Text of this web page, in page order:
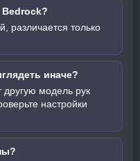
различается только
иначе?
другую модель рук
настройки